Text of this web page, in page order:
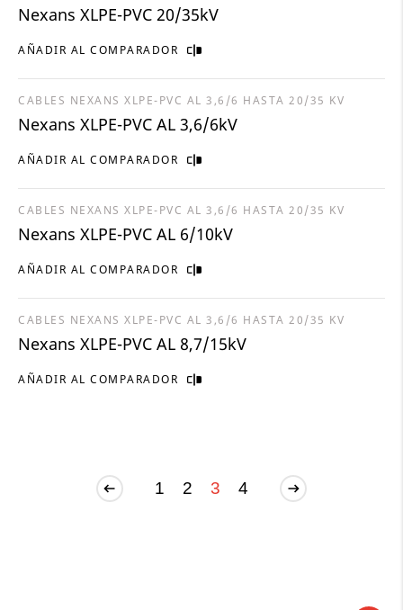
AÑADIR AL COMPARADOR
Nexans XLPE-PVC 20/35kV
AÑADIR AL COMPARADOR
CABLES NEXANS XLPE-PVC AL 3,6/6 HASTA 20/35 KV
Nexans XLPE-PVC AL 3,6/6kV
AÑADIR AL COMPARADOR
CABLES NEXANS XLPE-PVC AL 3,6/6 HASTA 20/35 KV
Nexans XLPE-PVC AL 6/10kV
AÑADIR AL COMPARADOR
CABLES NEXANS XLPE-PVC AL 3,6/6 HASTA 20/35 KV
Nexans XLPE-PVC AL 8,7/15kV
1 2 3 4